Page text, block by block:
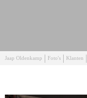
Jaap Oldenkamp Foto's Klanten